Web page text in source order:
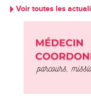
Voir toutes les